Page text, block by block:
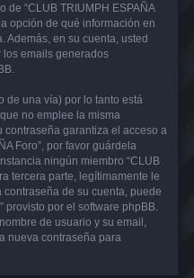
“CLUB TRIUMPH ESPAÑA
opción de qué información en
Además, en su cuenta, usted
los emails generados
de una vía) por lo tanto está
no emplee la misma
garantiza el acceso a
Foro”, por favor guárdela
ningún miembro “CLUB
tercera parte, legítimamente le
de su cuenta, puede
provisto por el software phpBB.
de usuario y su email,
nueva contraseña para